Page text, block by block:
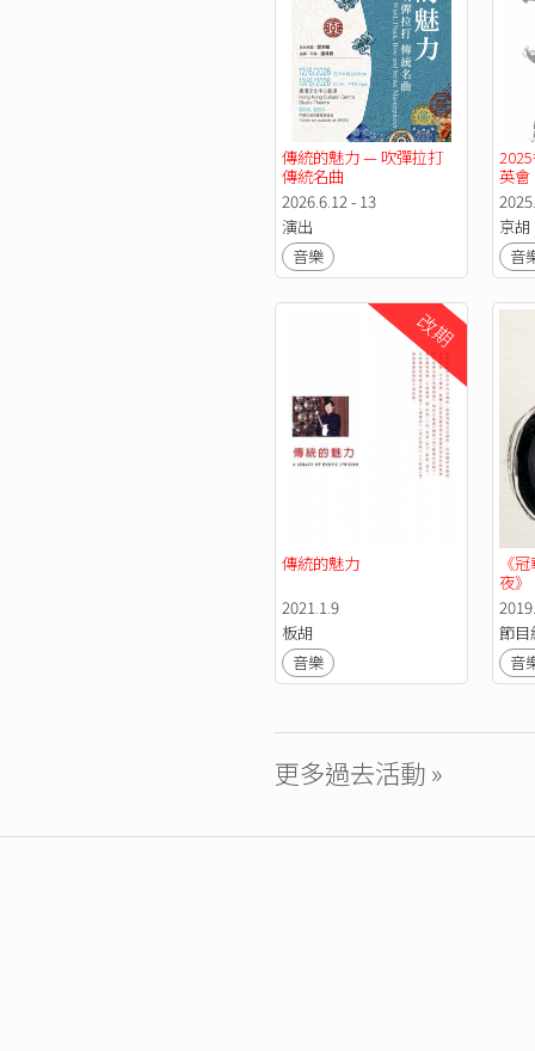
傳統的魅力 — 吹彈拉打
傳統名曲
2026.6.12 - 13
演出
音樂
英會
京胡
音
改期
傳統的魅力
2021.1.9
板胡
音樂
《
夜》
節目
音
更多過去活動 »